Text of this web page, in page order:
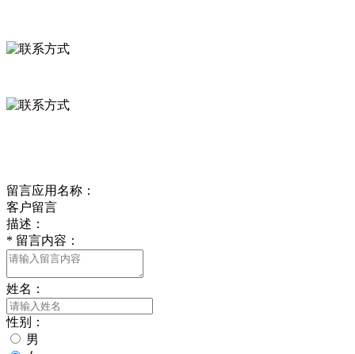
留言应用名称：
客户留言
描述：
* 留言内容：
姓名：
性别：
男